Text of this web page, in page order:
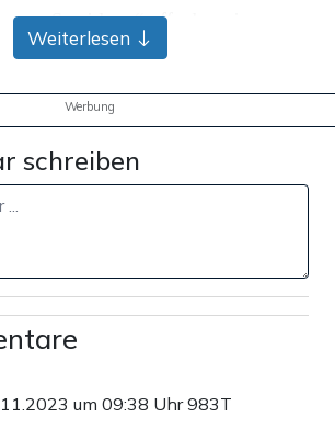
„Samidoun“ offenbar eine
Zumindest teilt der
anderer X-User, in denen das
nahen Solidarität-Netzwerkes
das behauptet wird.
Weiterlesen
Werbung
schreiben
um 09:38 Uhr983T